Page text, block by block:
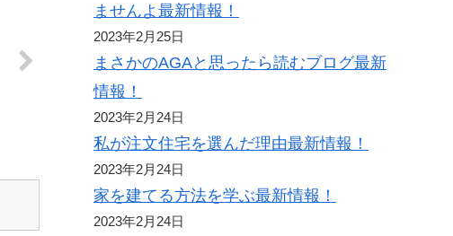
ませんよ最新情報！
2023年2月25日
まさかのAGAと思ったら読むブログ最新
情報！
2023年2月24日
私が注文住宅を選んだ理由最新情報！
2023年2月24日
家を建てる方法を学ぶ最新情報！
2023年2月24日